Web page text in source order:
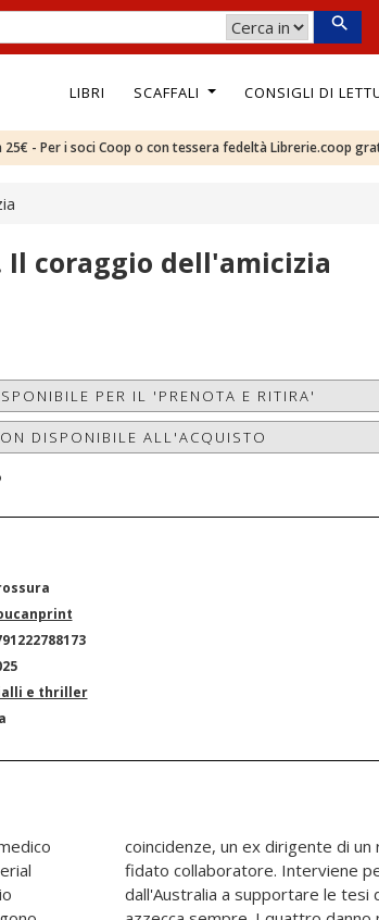
LIBRI SCAFFALI CONSIGLI DI
- Per i soci Coop o con tessera fedeltà Librerie.coop
Il coraggio dell'amicizia
PER IL 'PRENOTA E RITIRA'
DISPONIBILE ALL'ACQUISTO
e thriller
il suo